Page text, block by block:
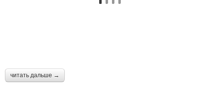
читать дальше →